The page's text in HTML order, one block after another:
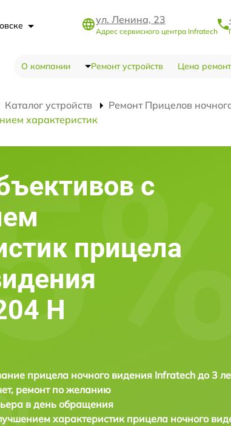
ул. Ленина, 23
Адрес сервисного центра Infratech
О компании Ремонт устройств Цена
Каталог устройств Ремонт Прицелов
характеристик
с
прицела
Н
прицела ночного видения Infratech до 3
ремонт по желанию
в день обращения
характеристик прицела ночного